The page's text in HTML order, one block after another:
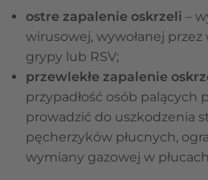
ostre zapalenie oskrzeli –
wirusowej, wywołanej
grypy lub RSV;
przewlekłe zapalenie
przypadłość osób palących
prowadzić do uszkodzenia
pęcherzyków płucnych,
wymiany gazowej w